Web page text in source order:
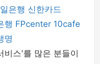
은행 신한카드
행 FPcenter 10cafe
명
비스'를 많은 분들이